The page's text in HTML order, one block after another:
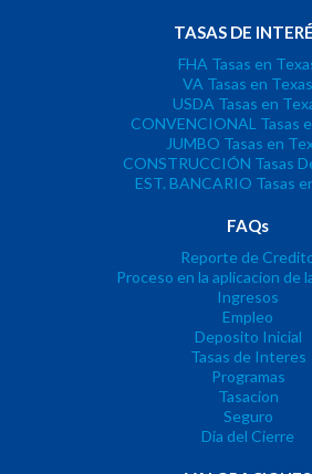
TASAS DE
FHA Tasas en
VA Tasas en Texas
USDA Tasas en
CONVENCIONAL Tasas
JUMBO Tasas en
CONSTRUCCIÓN Tasas
EST. BANCARIO Tasas
FAQs
Reporte de
Proceso en la aplicacion de
Ingresos
Empleo
Deposito Inicial
Tasas de Interes
Programas
Tasacion
Seguro
Dia del Cierre